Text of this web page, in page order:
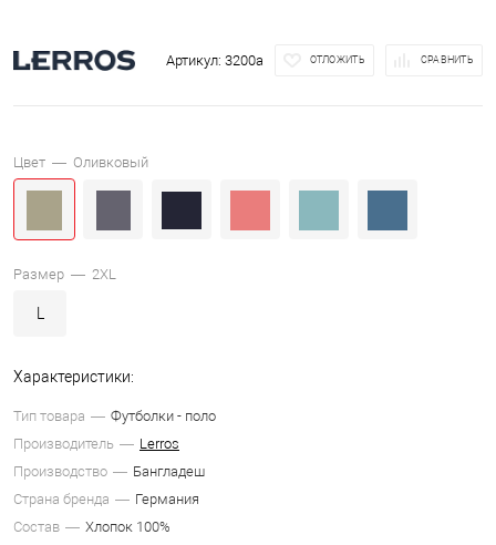
Артикул: 3200a ОТЛОЖИТЬ СРАВНИТЬ
Цвет — Оливковый
Размер — 2XL
Характеристики:
Тип товара
Футболки - поло
Производитель
Lerros
Производство
Бангладеш
Страна бренда
Германия
Состав
Хлопок 100%